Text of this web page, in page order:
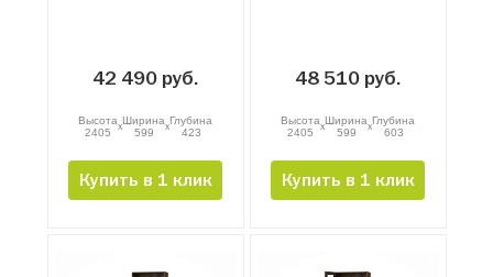
42 490 руб.
Высота
2405
xШирина
599
xГлубина
423
Купить в 1 клик
48 510 руб.
Высота
2405
xШирина
599
xГлубина
603
Купить в 1 клик